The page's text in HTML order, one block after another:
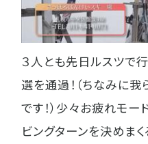
３人とも先日ルスツで
選を通過！（ちなみに
です！）少々お疲れモー
ビングターンを決めま